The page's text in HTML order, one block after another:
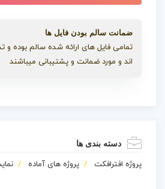
ضمانت سالم بودن فایل ها
تمامی فایل های ارائه شده سالم بوده
اند و مورد ضمانت و پشتیبانی میباشند
دسته بندی ها
پروژه افترافکت پروژه های آماده